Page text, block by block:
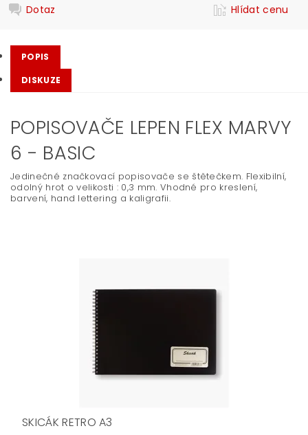
Dotaz
Hlídat cenu
POPIS
DISKUZE
POPISOVAČE LEPEN FLEX MARVY
6 - BASIC
Jedinečné značkovací popisovače se štětečkem. Flexibilní,
odolný hrot o velikosti : 0,3 mm. Vhodné pro kreslení,
barvení, hand lettering a kaligrafii.
SKICÁK RETRO A3